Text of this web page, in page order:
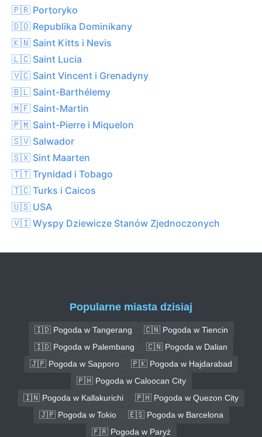
🇵🇷 Portoryko
🇩🇴 Republika Dominikany
🇰🇳 Saint Kitts i Nevis
🇱🇨 Saint Lucia
🇻🇨 Saint Vincent i Grenadyny
🇧🇱 Saint-Barthélemy
🇲🇫 Saint-Martin
🇵🇲 Saint-Pierre i Miquelon
🇸🇻 Salwador
🇸🇽 Sint Maarten
🇹🇹 Trynidad i Tobago
🇹🇨 Turks i Caicos
🇺🇸 USA
🇻🇮 Wyspy Dziewicze Stanów Zjednoczonych
Popularne miasta dzisiaj
🇮🇩 Pogoda w Tangerang
🇨🇳 Pogoda w Tiencin
🇮🇩 Pogoda w Palembang
🇨🇳 Pogoda w Dalian
🇯🇵 Pogoda w Sapporo
🇵🇰 Pogoda w Hajdarabad
🇵🇭 Pogoda w Caloocan City
🇮🇳 Pogoda w Kallakurichi
🇵🇭 Pogoda w Quezon City
🇯🇵 Pogoda w Tokio
🇪🇸 Pogoda w Barcelona
🇫🇷 Pogoda w Paryż